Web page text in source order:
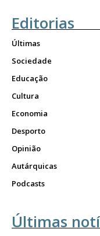
Editorias
Últimas
Sociedade
Educação
Cultura
Economia
Desporto
Opinião
Autárquicas
Podcasts
Últimas